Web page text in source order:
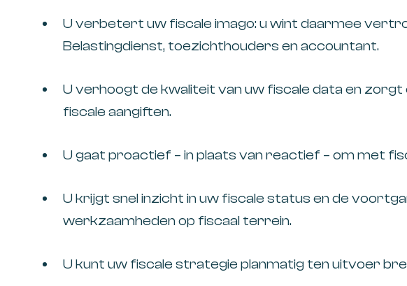
U verbetert uw fiscale imago: u wint daarmee
Belastingdienst, toezichthouders en accountant.
U verhoogt de kwaliteit van uw fiscale data en
fiscale aangiften.
U gaat proactief – in plaats van reactief – om met
U krijgt snel inzicht in uw fiscale status en de
werkzaamheden op fiscaal terrein.
U kunt uw fiscale strategie planmatig ten uitvoer